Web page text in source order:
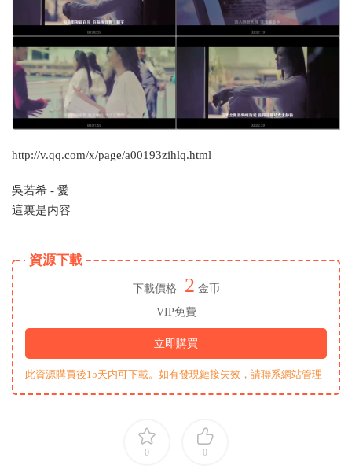
http://v.qq.com/x/page/a00193zihlq.html
吳若希 - 愛
這裏是内容
資源下載
下載價格 2 金币
VIP免費
立即購買
此資源購買後15天内可下載。如有發現鏈接失效，請聯系網站管理
0 0